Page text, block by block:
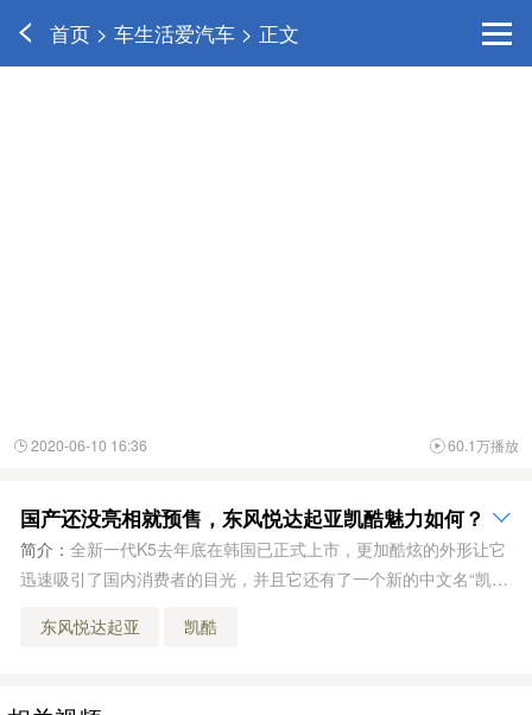
首页 > 车生活爱汽车 > 正文
 60.1万播放
 2020-06-10 16:36
国产还没亮相就预售，东风悦达起亚凯酷魅力如何？ 
简介： 全新一代K5去年底在韩国已正式上市，更加酷炫的外形让它
迅速吸引了国内消费者的目光，并且它还有了一个新的中文名“凯
者以及厂家来说无疑是十分煎熬的...
东风悦达起亚 凯酷